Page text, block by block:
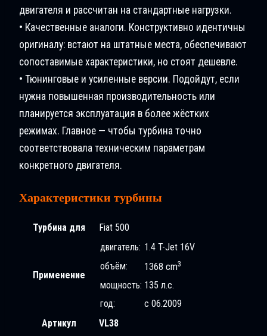
двигателя и рассчитан на стандартные нагрузки.
• Качественные аналоги. Конструктивно идентичны
оригиналу: встают на штатные места, обеспечивают
сопоставимые характеристики, но стоят дешевле.
• Тюнинговые и усиленные версии. Подойдут, если
нужна повышенная производительность или
планируется эксплуатация в более жёстких
режимах. Главное — чтобы турбина точно
соответствовала техническим параметрам
конкретного двигателя.
Характеристики турбины
Турбина для Fiat 500
Применение
двигатель: 1.4 T-Jet 16V
объём:
1368 cm3
мощность: 135 л.с.
год:
с 06.2009
Артикул
VL38